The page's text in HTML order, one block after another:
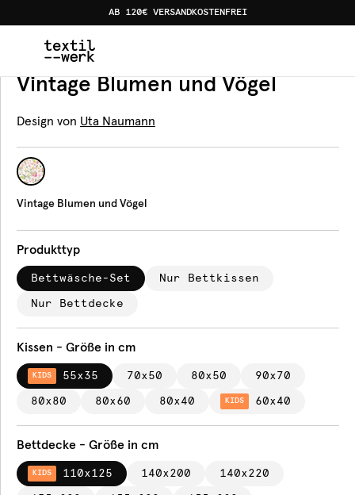
AB 120€ VERSANDKOSTENFREI
Produkte Bettwäsche Vintage Blumen und
Bettwäsche
Vintage Blumen und Vögel
Design von Uta Naumann
Vintage Blumen und Vögel
Produkttyp
Bettwäsche-Set Nur Bettkissen
Nur Bettdecke
Kissen - Größe in cm
KIDS 55x35 70x50 80x50 90x70
80x80 80x60 80x40 KIDS 60x40
Bettdecke - Größe in cm
KIDS 110x125 140x200 140x220